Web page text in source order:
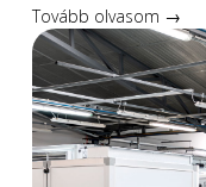
Tovább olvasom →